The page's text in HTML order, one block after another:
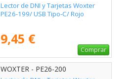
Lector de DNI y Tarjetas Woxter
PE26-199/ USB Tipo-C/ Rojo
9,45 €
Comprar
WOXTER - PE26-200